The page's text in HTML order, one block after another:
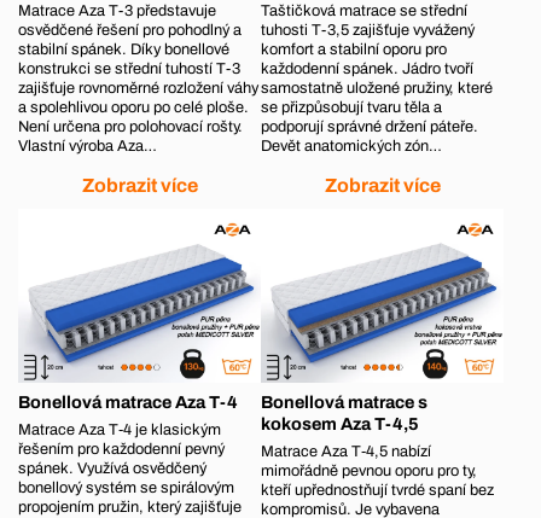
Matrace Aza T-3 představuje
osvědčené řešení pro pohodlný a
stabilní spánek. Díky bonellové
konstrukci se střední tuhostí T-3
zajišťuje rovnoměrné rozložení váhy
a spolehlivou oporu po celé ploše.
Není určena pro polohovací rošty.
Vlastní výroba Aza…
Zobrazit více
Taštičková matrace se střední
tuhosti T-3,5 zajišťuje vyvážený
komfort a stabilní oporu pro
každodenní spánek. Jádro tvoří
samostatně uložené pružiny, které
se přizpůsobují tvaru těla a
podporují správné držení páteře.
Devět anatomických zón…
Zobrazit více
Bonellová matrace Aza T-4
Matrace Aza T‑4 je klasickým
řešením pro každodenní pevný
spánek. Využívá osvědčený
bonellový systém se spirálovým
propojením pružin, který zajišťuje
Bonellová matrace s
kokosem Aza T-4,5
Matrace Aza T‑4,5 nabízí
mimořádně pevnou oporu pro ty,
kteří upřednostňují tvrdé spaní bez
kompromisů. Je vybavena